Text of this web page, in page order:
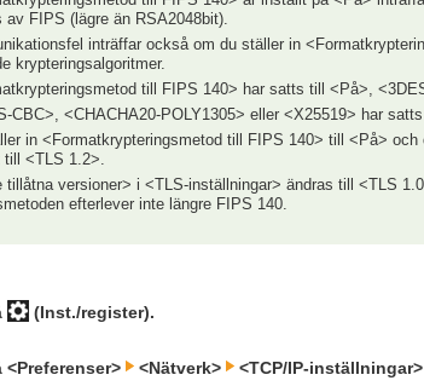
av FIPS (lägre än RSA2048bit).
inträffar också om du ställer in
krypteringsalgoritmer.
till FIPS 140> har satts till <På>,
CBC>, <CHACHA20-POLY1305> eller <X25519> har
in <Formatkrypteringsmetod till FIPS 140> till <På>
till <TLS 1.2>.
tillåtna versioner> i <TLS-inställningar> ändras till <TLS
efterlever inte längre FIPS 140.
(Inst./register).
<Preferenser> <Nätverk> <TCP/IP-inställningar>